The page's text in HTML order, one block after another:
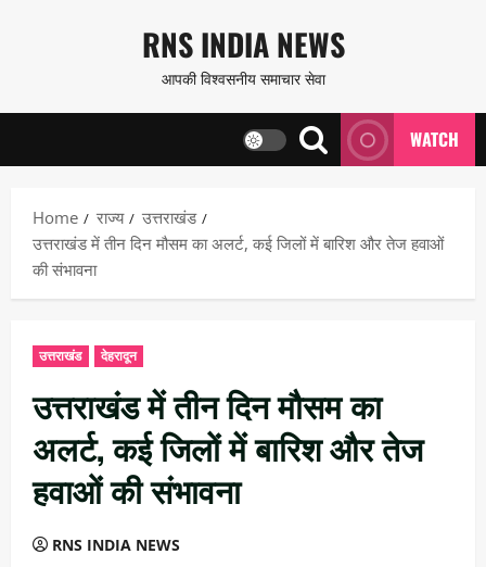
content
RNS INDIA NEWS
आपकी विश्वसनीय समाचार सेवा
WATCH
Home राज्य
उत्तराखंड
उत्तराखंड में तीन दिन मौसम का अलर्ट, कई जिलों में बारिश और तेज हवाओं
की संभावना
उत्तराखंड देहरादून
उत्तराखंड में तीन दिन मौसम का
अलर्ट, कई जिलों में बारिश और तेज
हवाओं की संभावना
RNS INDIA NEWS